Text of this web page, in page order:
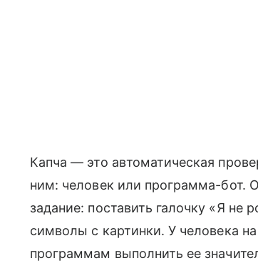
Капча — это автоматическая
ним: человек или программа-бот.
задание: поставить галочку «Я
символы с картинки. У человека
программам выполнить ее